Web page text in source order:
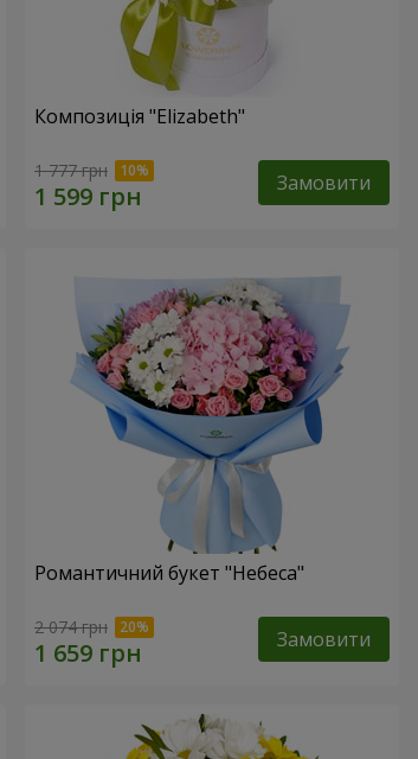
Композиція "Elizabeth"
1 777 грн Замовити
Романтичний букет "Небеса"
2 074 грн Замовити